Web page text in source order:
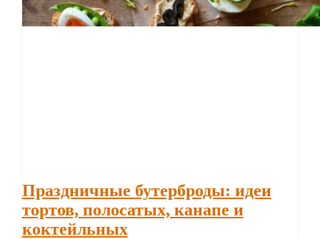
Праздничные бутерброды: идеи
тортов, полосатых, канапе и
коктейльных